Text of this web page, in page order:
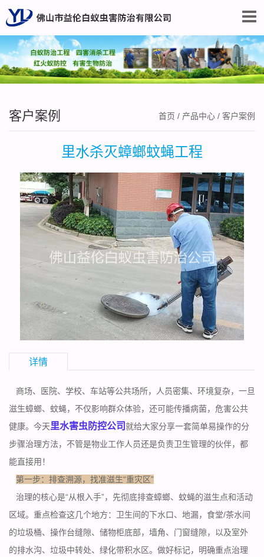
客户案例 首页 / 产品中心 / 客户案例
里水杀灭蟑螂蚊蝇工程
详情
商场、医院、学校、车站等公共场所，人员密集、环境复杂，一旦
滋生蟑螂、蚊蝇，不仅影响群众体验，还可能传播病菌，危害公共
健康。今天里水害虫防控公司就给大家分享一套简单易操作的分
步骤治理方法，不管是物业工作人员还是负责卫生管理的伙伴，都
能直接用！
第一步：排查溯源，找准滋生“重灾区”
治理的核心是“从根入手”，先彻底排查蟑螂、蚊蝇的滋生点和活动
区域。重点检查这几个地方：卫生间的下水口、地漏，食堂/茶水间
的垃圾桶、操作台缝隙、储物柜底部，墙角、门窗缝隙，以及室外
的排水沟、垃圾中转处、绿化带积水区。做好标记，明确重点治理